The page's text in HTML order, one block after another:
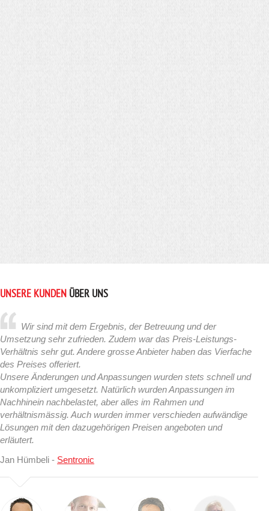
UNSERE KUNDEN ÜBER UNS
Wir sind mit dem Ergebnis, der Betreuung und der
Umsetzung sehr zufrieden. Zudem war das Preis-Leistungs-
Verhältnis sehr gut. Andere grosse Anbieter haben das Vierfache
des Preises offeriert.
Unsere Änderungen und Anpassungen wurden stets schnell und
unkompliziert umgesetzt. Natürlich wurden Anpassungen im
Nachhinein nachbelastet, aber alles im Rahmen und
verhältnismässig. Auch wurden immer verschieden aufwändige
Lösungen mit den dazugehörigen Preisen angeboten und
erläutert.
Jan Hümbeli - Sentronic